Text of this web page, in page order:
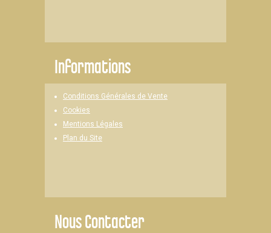
Informations
Conditions Générales de Vente
Cookies
Mentions Légales
Plan du Site
Nous Contacter